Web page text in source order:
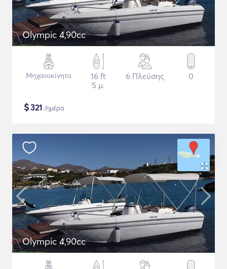
Olympic 4,90cc
Μηχανοκίνητο
16 ft
5 μ.
6 Πλεύσης 0
$321 /ημέρα
Olympic 4,90cc